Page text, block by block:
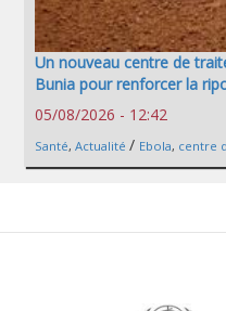
Un nouveau centre de
Bunia pour renforcer la
05/08/2026 - 12:42
Santé, Actualité / Ebola, centre